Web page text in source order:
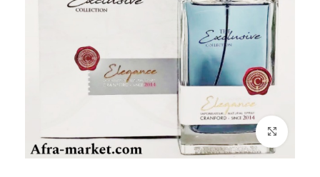
بزرگنمایی تصویر